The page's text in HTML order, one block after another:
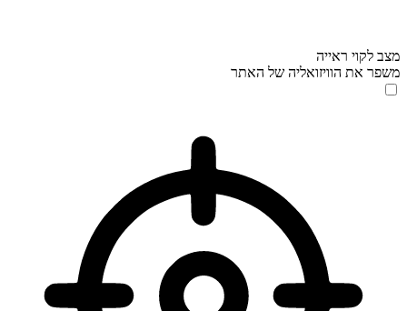
מצב לקוי ראייה
משפר את הוויזואליה של האתר